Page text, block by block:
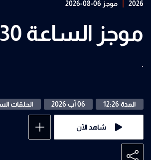
2026 موجز 06-08-2026
موجز الساعة 5:30
.
المدة 12:26 06 آب 2026 الحلقات
شاهد الآن